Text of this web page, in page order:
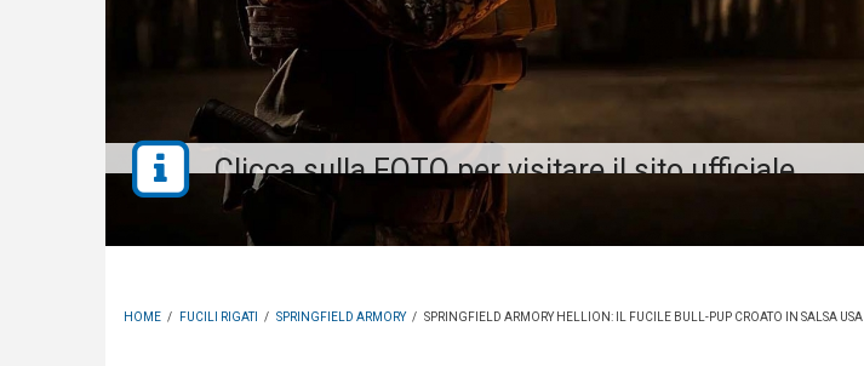
HOME / FUCILI RIGATI / SPRINGFIELD ARMORY / SPRINGFIELD ARMORY HELLION: IL FUCILE BULL-PUP CROATO IN SALSA USA